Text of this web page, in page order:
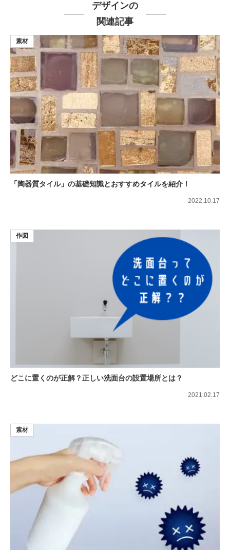
デザインの
関連記事
「陶器質タイル」の基礎知識とおすすめタイルを紹介！
素材
2022.10.17
どこに置くのが正解？正しい洗面台の設置場所とは？
作図
2021.02.17
素材